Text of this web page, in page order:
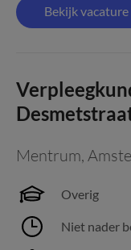
Bekijk vacature
Mentrum,
Overig
Niet nader